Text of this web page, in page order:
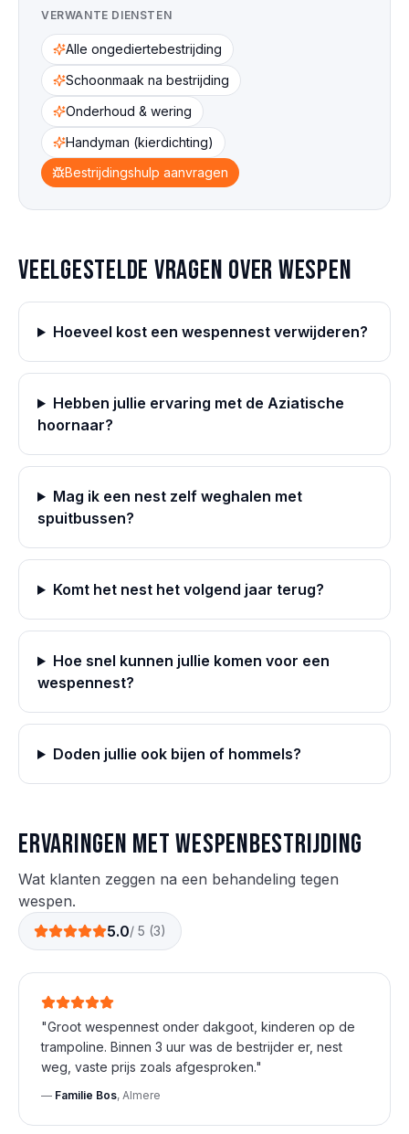
VERWANTE DIENSTEN
Alle ongediertebestrijding
Schoonmaak na bestrijding
Onderhoud & wering
Handyman (kierdichting)
Bestrijdingshulp aanvragen
Veelgestelde vragen overwespen
Hoeveel kost een wespennest verwijderen?
Hebben jullie ervaring met de Aziatische
hoornaar?
Mag ik een nest zelf weghalen met
spuitbussen?
Komt het nest het volgend jaar terug?
Hoe snel kunnen jullie komen voor een
wespennest?
Doden jullie ook bijen of hommels?
Ervaringen metwespenbestrijding
Wat klanten zeggen na een behandeling tegen
wespen.
5.0/ 5 (3)
"Groot wespennest onder dakgoot, kinderen op de
trampoline. Binnen 3 uur was de bestrijder er, nest
weg, vaste prijs zoals afgesproken."
— Familie Bos, Almere